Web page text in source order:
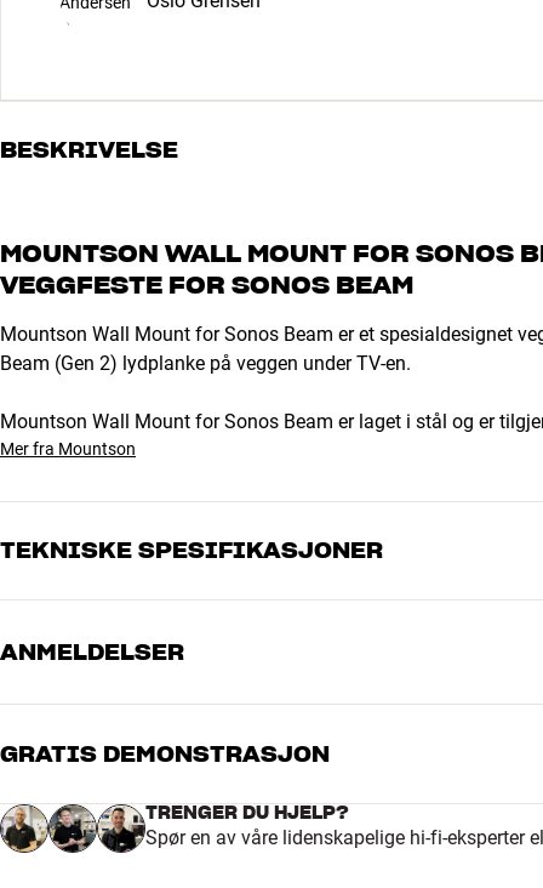
BESKRIVELSE
MOUNTSON WALL MOUNT FOR SONOS
VEGGFESTE FOR SONOS BEAM
Mountson Wall Mount for Sonos Beam er et spesialdesignet
Beam (Gen 2) lydplanke på veggen under TV-en.
Mountson Wall Mount for Sonos Beam er laget i stål og er
Mer fra Mountson
TEKNISKE SPESIFIKASJONER
DIMENSJONER OG DESIGN
Vekt produkt (kg)
1,65
Mål (emballasje)
14 x 5 x 67 cm (bredde x
GENERELLE EGENSKAPER
ANMELDELSER
5
4
3
GRATIS DEMONSTRASJON
TRENGER DU HJELP?
Spør en av våre lidenskapelige hi-fi-eksperter